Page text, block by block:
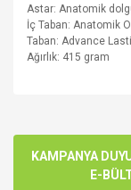
Astar: Anatomik
İç Taban: Anatomik
Taban: Advance
Ağırlık: 415 gram
kullanarak
Görüş ve
KAMPANYA
E-